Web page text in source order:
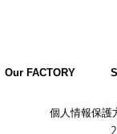
Our FACTORY
個人情報保護